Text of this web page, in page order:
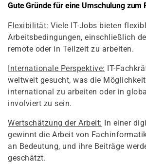
Gute Gründe für eine Umschulung zum
Flexibilität: Viele IT-Jobs bieten
Arbeitsbedingungen, einschließlich
remote oder in Teilzeit zu arbeiten.
Internationale Perspektive: IT-
weltweit gesucht, was die
international zu arbeiten oder in
involviert zu sein.
Wertschätzung der Arbeit: In einer
gewinnt die Arbeit von
an Bedeutung, und ihre Beiträge
geschätzt.